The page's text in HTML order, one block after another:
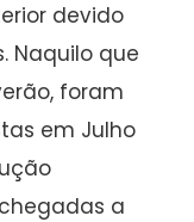
devido
Naquilo que
foram
em Julho
a